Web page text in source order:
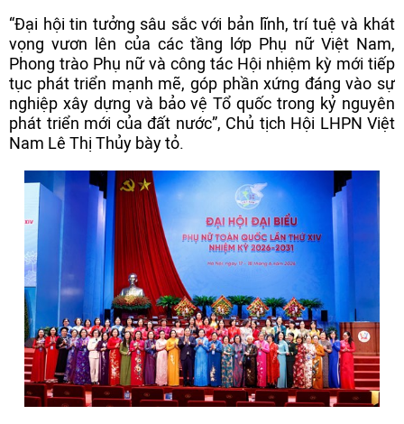
“Đại hội tin tưởng sâu sắc với bản lĩnh, trí tuệ và khát
vọng vươn lên của các tầng lớp Phụ nữ Việt Nam,
Phong trào Phụ nữ và công tác Hội nhiệm kỳ mới tiếp
tục phát triển mạnh mẽ, góp phần xứng đáng vào sự
nghiệp xây dựng và bảo vệ Tổ quốc trong kỷ nguyên
phát triển mới của đất nước”, Chủ tịch Hội LHPN Việt
Nam Lê Thị Thủy bày tỏ.